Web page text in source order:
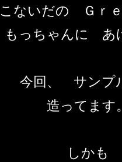
こないだの Ｇｒ
もっちゃんに あ
今回、 サンプ
造ってます
しかも